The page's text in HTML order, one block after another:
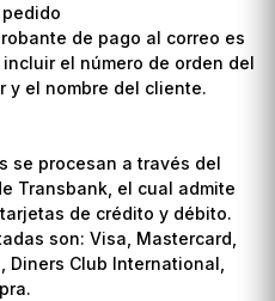
de pago al correo es
el número de orden del
y el nombre del cliente.
se procesan a través del
Transbank, el cual admite
de crédito y débito.
son: Visa, Mastercard,
Diners Club International,